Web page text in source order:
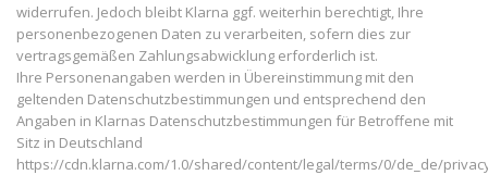
widerrufen. Jedoch bleibt Klarna ggf. weiterhin berechtigt, Ihre
personenbezogenen Daten zu verarbeiten, sofern dies zur
vertragsgemäßen Zahlungsabwicklung erforderlich ist.
Ihre Personenangaben werden in Übereinstimmung mit den
geltenden Datenschutzbestimmungen und entsprechend den
Angaben in Klarnas Datenschutzbestimmungen für Betroffene mit
Sitz in Deutschland
https://cdn.klarna.com/1.0/shared/content/legal/terms/0/de_de/